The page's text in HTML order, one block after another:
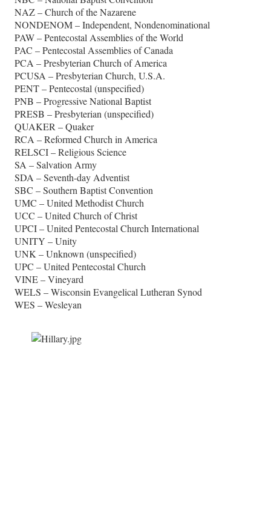
NAZ – Church of the Nazarene
NONDENOM – Independent, Nondenominational
PAW – Pentecostal Assemblies of the World
PAC – Pentecostal Assemblies of Canada
PCA – Presbyterian Church of America
PCUSA – Presbyterian Church, U.S.A.
PENT – Pentecostal (unspecified)
PNB – Progressive National Baptist
PRESB – Presbyterian (unspecified)
QUAKER – Quaker
RCA – Reformed Church in America
RELSCI – Religious Science
SA – Salvation Army
SDA – Seventh-day Adventist
SBC – Southern Baptist Convention
UMC – United Methodist Church
UCC – United Church of Christ
UPCI – United Pentecostal Church International
UNITY – Unity
UNK – Unknown (unspecified)
UPC – United Pentecostal Church
VINE – Vineyard
WELS – Wisconsin Evangelical Lutheran Synod
WES – Wesleyan